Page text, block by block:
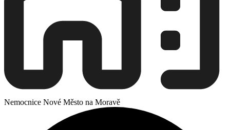
Nemocnice Nové Město na Moravě